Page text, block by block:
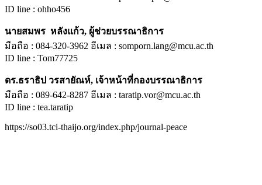
ID line : ohho456
นายสมพร หลังแก้ว, ผู้ช่วยบรรณาธิการ
มือถือ : 084-320-3962 อีเมล : somporn.lang@mcu.ac.th
ID line : Tom77725
ดร.ธราธิป วรสายัณห์, เจ้าหน้าที่กองบรรณาธิการ
มือถือ : 089-642-8287 อีเมล : taratip.vor@mcu.ac.th
ID line : tea.taratip
https://so03.tci-thaijo.org/index.php/journal-peace